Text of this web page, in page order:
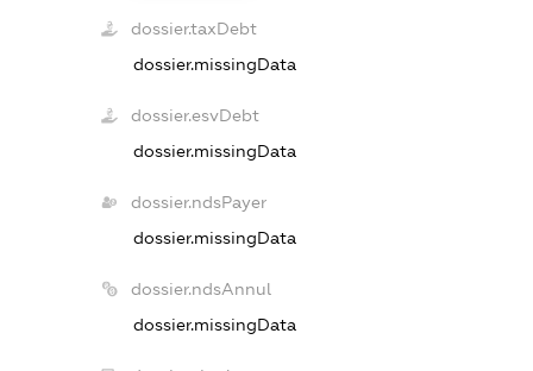
dossier.taxDebt
dossier.missingData
dossier.esvDebt
dossier.missingData
dossier.ndsPayer
dossier.missingData
dossier.ndsAnnul
dossier.missingData